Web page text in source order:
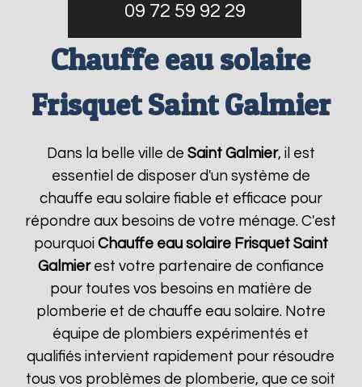
09 72 59 92 29
Chauffe eau solaire
Frisquet Saint Galmier
Dans la belle ville de Saint Galmier, il est
essentiel de disposer d'un système de
chauffe eau solaire fiable et efficace pour
répondre aux besoins de votre ménage. C'est
pourquoi Chauffe eau solaire Frisquet Saint
Galmierest votre partenaire de confiance
pour toutes vos besoins en matière de
plomberie et de chauffe eau solaire. Notre
équipe de plombiers expérimentés et
qualifiés intervient rapidement pour résoudre
tous vos problèmes de plomberie, que ce soit